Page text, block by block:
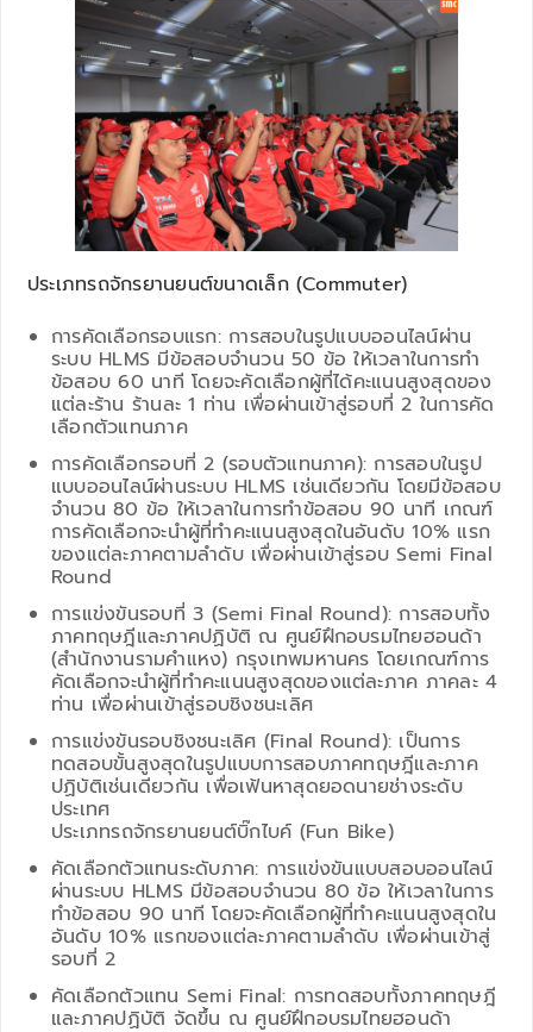
ประเภทรถจักรยานยนต์ขนาดเล็ก (Commuter)
การคัดเลือกรอบแรก: การสอบในรูปแบบออนไลน์ผ่าน
ระบบ HLMS มีข้อสอบจำนวน 50 ข้อ ให้เวลาในการทำ
ข้อสอบ 60 นาที โดยจะคัดเลือกผู้ที่ได้คะแนนสูงสุดของ
แต่ละร้าน ร้านละ 1 ท่าน เพื่อผ่านเข้าสู่รอบที่ 2 ในการคัด
เลือกตัวแทนภาค
การคัดเลือกรอบที่ 2 (รอบตัวแทนภาค): การสอบในรูป
แบบออนไลน์ผ่านระบบ HLMS เช่นเดียวกัน โดยมีข้อสอบ
จำนวน 80 ข้อ ให้เวลาในการทำข้อสอบ 90 นาที เกณฑ์
การคัดเลือกจะนำผู้ที่ทำคะแนนสูงสุดในอันดับ 10% แรก
ของแต่ละภาคตามลำดับ เพื่อผ่านเข้าสู่รอบ Semi Final
Round
การแข่งขันรอบที่ 3 (Semi Final Round): การสอบทั้ง
ภาคทฤษฎีและภาคปฏิบัติ ณ ศูนย์ฝึกอบรมไทยฮอนด้า
(สำนักงานรามคำแหง) กรุงเทพมหานคร โดยเกณฑ์การ
คัดเลือกจะนำผู้ที่ทำคะแนนสูงสุดของแต่ละภาค ภาคละ 4
ท่าน เพื่อผ่านเข้าสู่รอบชิงชนะเลิศ
การแข่งขันรอบชิงชนะเลิศ (Final Round): เป็นการ
ทดสอบขั้นสูงสุดในรูปแบบการสอบภาคทฤษฎีและภาค
ปฏิบัติเช่นเดียวกัน เพื่อเฟ้นหาสุดยอดนายช่างระดับ
ประเทศ
ประเภทรถจักรยานยนต์บิ๊กไบค์ (Fun Bike)
คัดเลือกตัวแทนระดับภาค: การแข่งขันแบบสอบออนไลน์
ผ่านระบบ HLMS มีข้อสอบจำนวน 80 ข้อ ให้เวลาในการ
ทำข้อสอบ 90 นาที โดยจะคัดเลือกผู้ที่ทำคะแนนสูงสุดใน
อันดับ 10% แรกของแต่ละภาคตามลำดับ เพื่อผ่านเข้าสู่
รอบที่ 2
คัดเลือกตัวแทน Semi Final: การทดสอบทั้งภาคทฤษฎี
และภาคปฏิบัติ จัดขึ้น ณ ศูนย์ฝึกอบรมไทยฮอนด้า